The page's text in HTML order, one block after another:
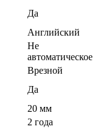
Да
Английский
Не
автоматическое
Врезной
Да
20 мм
2 года